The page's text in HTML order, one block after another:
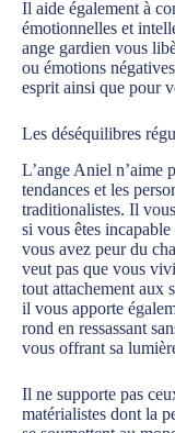
Il aide également à
émotionnelles et
ange gardien vous
ou émotions
esprit ainsi que pour
Les déséquilibres
L’ange Aniel n’aime
tendances et les
traditionalistes. Il
si vous êtes
vous avez peur du
veut pas que vous
tout attachement aux
il vous apporte
rond en ressassant
vous offrant sa
Il ne supporte pas
matérialistes dont la